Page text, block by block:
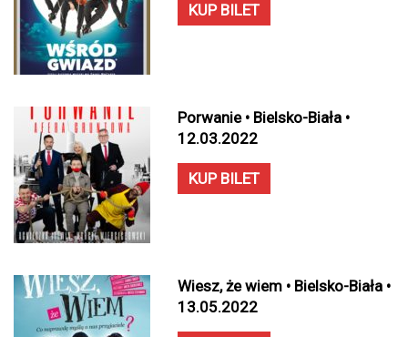
KUP BILET
Porwanie • Bielsko-Biała •
12.03.2022
KUP BILET
Wiesz, że wiem • Bielsko-Biała •
13.05.2022